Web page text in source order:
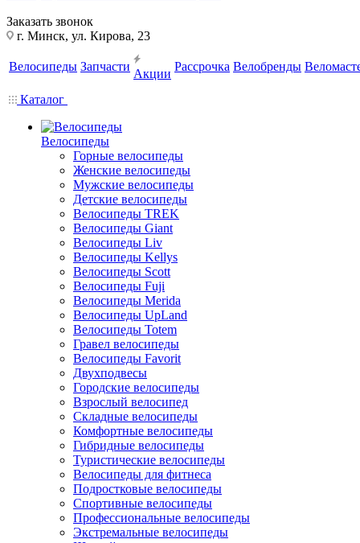
Заказать звонок
г. Минск, ул. Кирова, 23
Велосипеды Запчасти
Акции
Рассрочка Велобренды
Каталог
Велосипеды
Горные велосипеды
Женские велосипеды
Мужские велосипеды
Детские велосипеды
Велосипеды TREK
Велосипеды Giant
Велосипеды Liv
Велосипеды Kellys
Велосипеды Scott
Велосипеды Fuji
Велосипеды Merida
Велосипеды UpLand
Велосипеды Totem
Гравел велосипеды
Велосипеды Favorit
Двухподвесы
Городские велосипеды
Взрослый велосипед
Складные велосипеды
Комфортные велосипеды
Гибридные велосипеды
Туристические велосипеды
Велосипеды для фитнеса
Подростковые велосипеды
Спортивные велосипеды
Профессиональные велосипеды
Экстремальные велосипеды